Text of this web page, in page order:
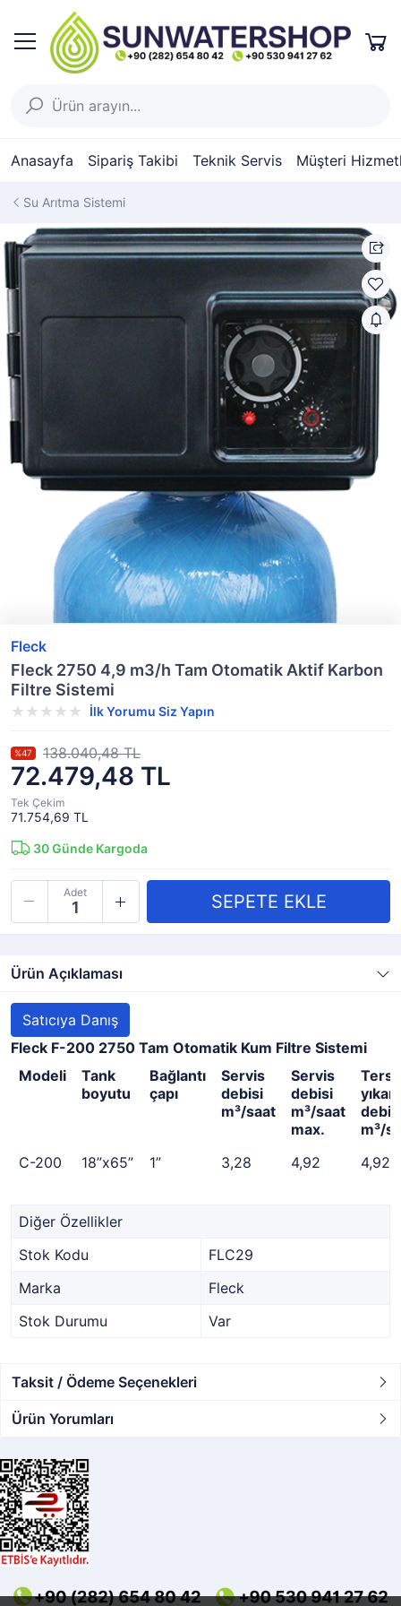
Anasayfa Sipariş Takibi Teknik Servis Müşteri
Su Arıtma Sistemi
Fleck
Fleck 2750 4,9 m3/h Tam Otomatik Aktif Karbon
Filtre Sistemi
İlk Yorumu Siz Yapın
72.479,48 TL
%47 138.040,48 TL
Tek Çekim
71.754,69 TL
30Günde Kargoda
Adet
Ürün Açıklaması
Satıcıya Danış
Fleck F-200 2750 Tam Otomatik Kum Filtre Sistemi
Modeli
Tank
boyutu
Bağlantı
çapı
Servis
debisi
m³/saat
Servis
debisi
m³/saat
max.
Ters
m³/
C-200
18”x65” 1” 3,28 4,92 4,92
Diğer Özellikler
Stok Kodu
FLC29
Marka
Fleck
Stok Durumu
Var
Taksit / Ödeme Seçenekleri
Ürün Yorumları